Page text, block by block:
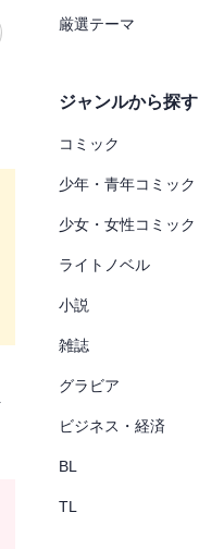
厳選テーマ
ジャンルから探す
コミック
少年・青年コミック
少女・女性コミック
ライトノベル
小説
雑誌
グラビア
ビジネス・経済
BL
TL